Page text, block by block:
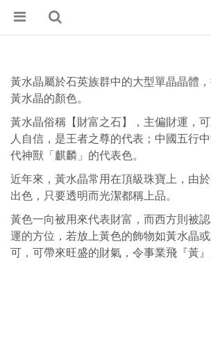
黃水晶屬於石英族群中的大型單晶晶體
黃水晶的顏色。
黃水晶俗稱【財富之石】，主偏財運，
人自信，是王者之尊的代表；中國五行
代神獸「麒麟」的代表色。
近年來，黃水晶常用在頂級珠寶上，由
出色，只要透明而光潔都稱上品。
黃色一向被用來代表財富，而西方則被
運的方位，若放上黃色的飾物如黃水晶
可，可帶來旺盛的財氣，令事業飛『黃